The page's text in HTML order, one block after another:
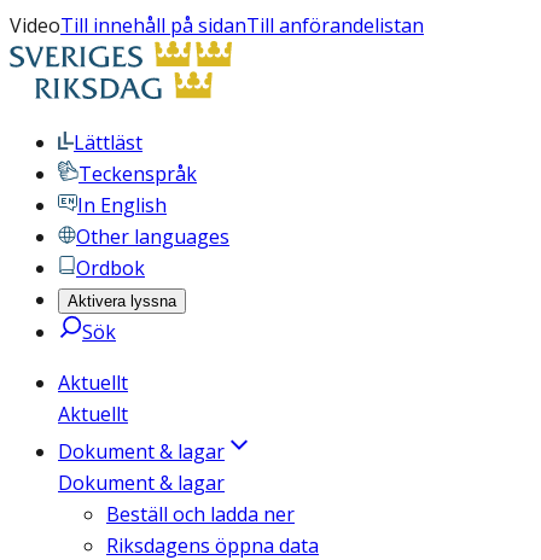
VideoTill innehåll på sidanTill anförandelistan
Lättläst
Teckenspråk
In English
Other languages
Ordbok
Aktivera lyssna
Sök
Aktuellt
Aktuellt
Dokument & lagar
Dokument & lagar
Beställ och ladda ner
Riksdagens öppna data